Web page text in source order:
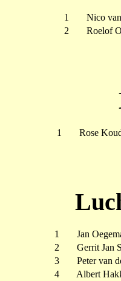
1 Nico
2
Roelof
1 Rose
1 Jan
2
Gerrit Jan
3
Peter van
4
Albert